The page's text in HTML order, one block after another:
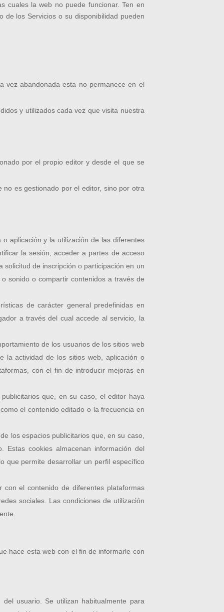
cuales la web no puede funcionar. Ten en
de los Servicios o su disponibilidad pueden
vez abandonada esta no permanece en el
y utilizados cada vez que visita nuestra
por el propio editor y desde el que se
es gestionado por el editor, sino por otra
aplicación y la utilización de las diferentes
la sesión, acceder a partes de acceso
de inscripción o participación en un
sonido o compartir contenidos a través de
de carácter general predefinidas en
a través del cual accede al servicio, la
de los usuarios de los sitios web
la actividad de los sitios web, aplicación o
con el fin de introducir mejoras en
que, en su caso, el editor haya
el contenido editado o la frecuencia en
los espacios publicitarios que, en su caso,
cookies almacenan información del
que permite desarrollar un perfil específico
el contenido de diferentes plataformas
sociales. Las condiciones de utilización
hace esta web con el fin de informarle con
usuario. Se utilizan habitualmente para